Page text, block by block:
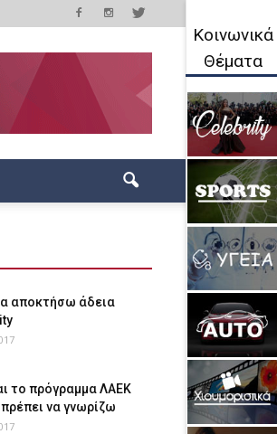
αποκτήσω άδεια
το πρόγραμμα ΛΑΕΚ
πρέπει να γνωρίζω
Κοινωνικά
Θέματα